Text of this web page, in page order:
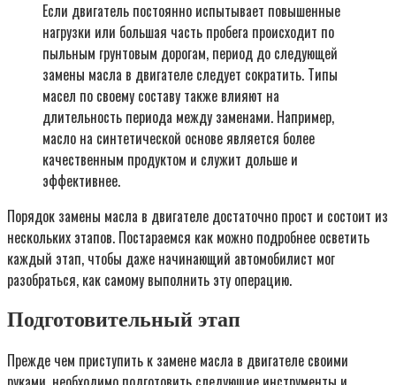
Если двигатель постоянно испытывает повышенные
нагрузки или большая часть пробега происходит по
пыльным грунтовым дорогам, период до следующей
замены масла в двигателе следует сократить. Типы
масел по своему составу также влияют на
длительность периода между заменами. Например,
масло на синтетической основе является более
качественным продуктом и служит дольше и
эффективнее.
Порядок замены масла в двигателе достаточно прост и состоит из
нескольких этапов. Постараемся как можно подробнее осветить
каждый этап, чтобы даже начинающий автомобилист мог
разобраться, как самому выполнить эту операцию.
Подготовительный этап
Прежде чем приступить к замене масла в двигателе своими